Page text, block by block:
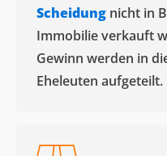
Scheidung nicht in
Immobilie verkauft
Gewinn werden in
Eheleuten aufgeteilt.​